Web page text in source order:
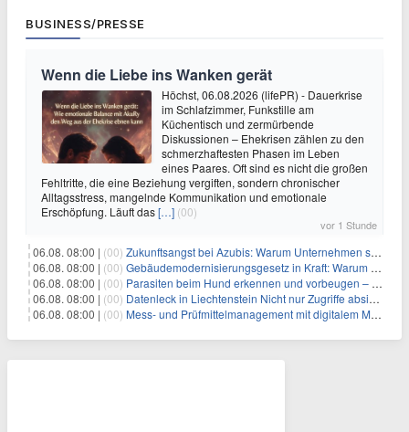
BUSINESS/PRESSE
Wenn die Liebe ins Wanken gerät
Höchst, 06.08.2026 (lifePR) - Dauerkrise
im Schlafzimmer, Funkstille am
Küchentisch und zermürbende
Diskussionen – Ehekrisen zählen zu den
schmerzhaftesten Phasen im Leben
eines Paares. Oft sind es nicht die großen
Fehltritte, die eine Beziehung vergiften, sondern chronischer
Alltagsstress, mangelnde Kommunikation und emotionale
Erschöpfung. Läuft das[…] (00)
vor 1 Stunde
06.08. 08:00 | (00) Zukunftsangst bei Azubis: Warum Unternehmen schnelle Erfolgserlebnisse ermöglichen sollten
06.08. 08:00 | (00) Gebäudemodernisierungsgesetz in Kraft: Warum in Hamburg trotzdem eigene Regeln gelten
06.08. 08:00 | (00) Parasiten beim Hund erkennen und vorbeugen – Die wichtigsten Tipps
06.08. 08:00 | (00) Datenleck in Liechtenstein Nicht nur Zugriffe absichern, sondern sensible Daten selbst schützen
06.08. 08:00 | (00) Mess- und Prüfmittelmanagement mit digitalem Management im Griff